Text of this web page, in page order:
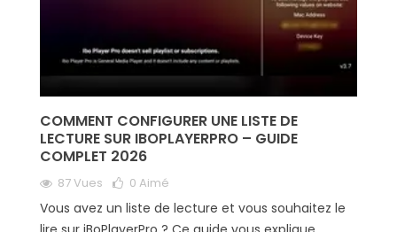
COMMENT CONFIGURER UNE LISTE DE
LECTURE SUR IBOPLAYERPRO – GUIDE
COMPLET 2026
87 Vues 0 Aimé
Vous avez un liste de lecture et vous souhaitez le